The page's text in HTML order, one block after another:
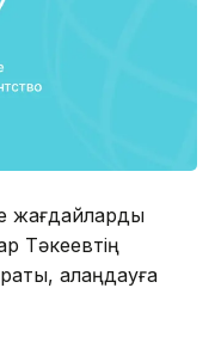
жағдайларды
Тәкеевтің
алаңдауға